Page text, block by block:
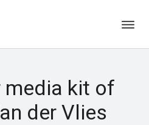
media kit of
der Vlies